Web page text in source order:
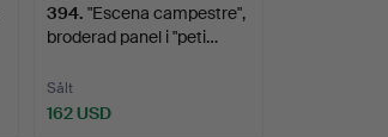
394. "Escena campestre",
broderad panel i "peti…
Sålt
162 USD